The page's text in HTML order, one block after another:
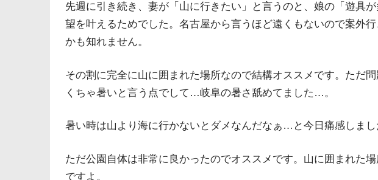
先週に引き続き、妻が「山に行きたい」と言うのと、娘の「遊具
望を叶えるためでした。名古屋から言うほど遠くもないので案外
かも知れません。
その割に完全に山に囲まれた場所なので結構オススメです。ただ
くちゃ暑いと言う点でして…岐阜の暑さ舐めてました…。
暑い時は山より海に行かないとダメなんだなぁ…と今日痛感しまし
ただ公園自体は非常に良かったのでオススメです。山に囲まれた
ですよ。